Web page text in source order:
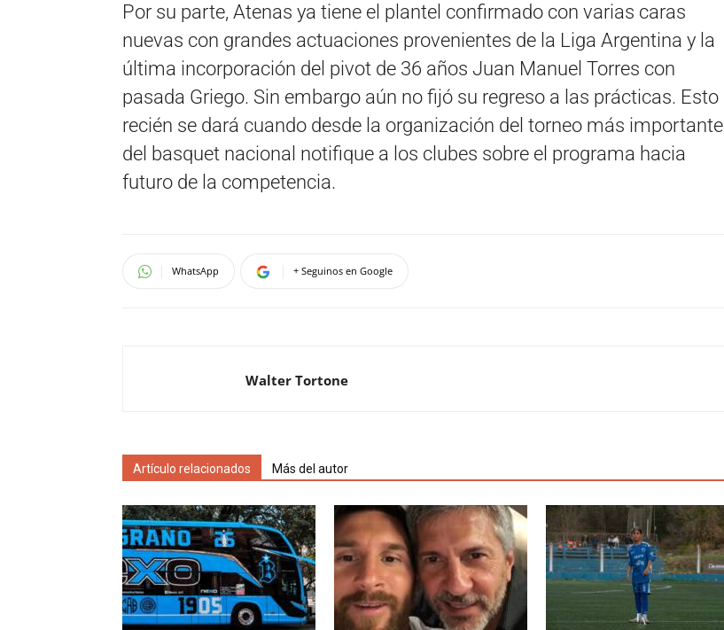
Por su parte, Atenas ya tiene el plantel confirmado con varias caras
nuevas con grandes actuaciones provenientes de la Liga Argentina y la
última incorporación del pivot de 36 años Juan Manuel Torres con
pasada Griego. Sin embargo aún no fijó su regreso a las prácticas. Esto
recién se dará cuando desde la organización del torneo más importante
del basquet nacional notifique a los clubes sobre el programa hacia
futuro de la competencia.
WhatsApp + Seguinos en Google
Walter Tortone
Artículo relacionados Más del autor